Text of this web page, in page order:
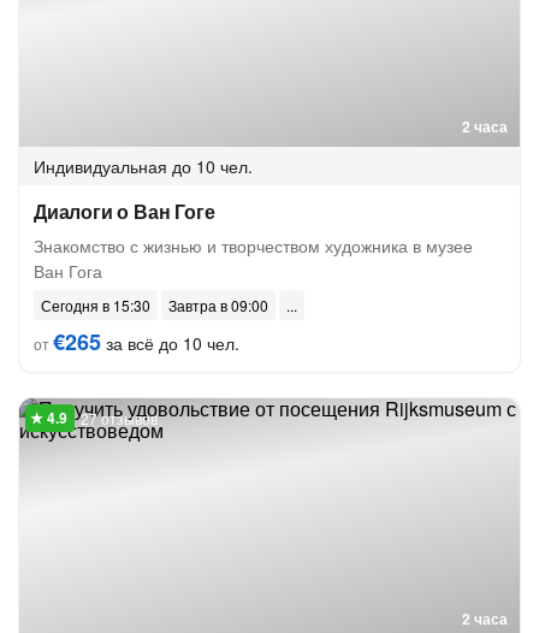
2 часа
Индивидуальная до 10 чел.
Диалоги о Ван Гоге
Знакомство с жизнью и творчеством художника в музее
Ван Гога
Сегодня в 15:30
Завтра в 09:00
от€265 за всё до 10 чел.
2 часа
27 отзывов